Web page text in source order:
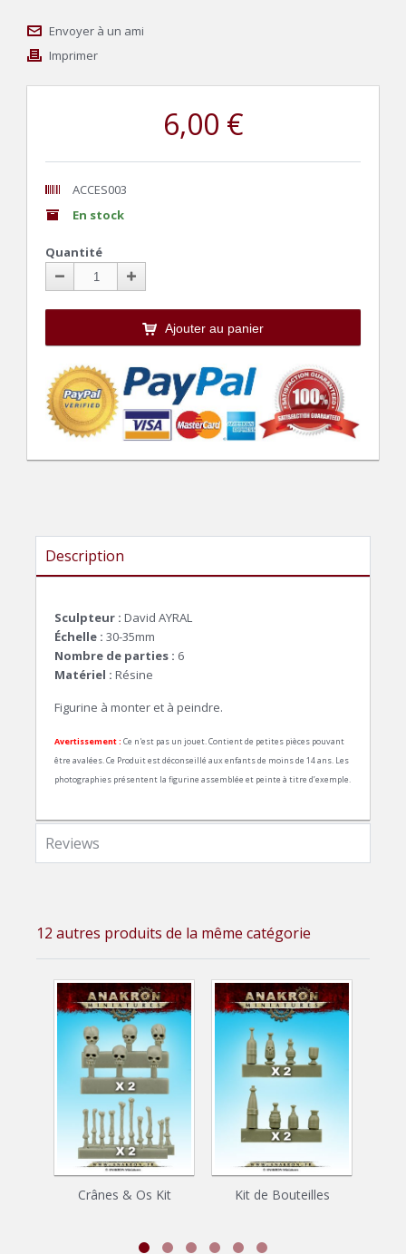
Envoyer à un ami
Imprimer
6,00 €
ACCES003
En stock
Quantité
Ajouter au panier
Description
Sculpteur : David AYRAL
Échelle : 30-35mm
Nombre de parties : 6
Matériel : Résine
Figurine à monter et à peindre.
Avertissement : Ce n'est pas un jouet. Contient de petites pièces pouvant
être avalées. Ce Produit est déconseillé aux enfants de moins de 14 ans. Les
photographies présentent la figurine assemblée et peinte à titre d’exemple.
Reviews
12 autres produits de la même catégorie
Crânes & Os Kit Kit de Bouteilles